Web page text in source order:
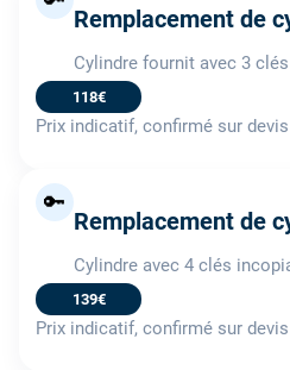
Remplacement de
Cylindre fournit avec 3 clés
118€
Prix indicatif, confirmé sur
🔑
Remplacement de
Cylindre avec 4 clés
139€
Prix indicatif, confirmé sur